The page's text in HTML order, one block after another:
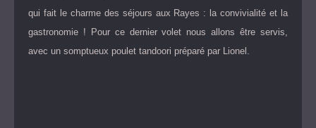
qui fait le charme des séjours aux Rayes : la convivialité et la
gastronomie ! Pour ce dernier volet nous allons être servis,
avec un somptueux poulet tandoori préparé par Lionel.